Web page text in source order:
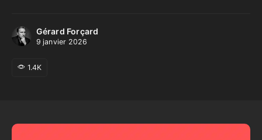
Gérard Forçard
9 janvier 2026
1.4K